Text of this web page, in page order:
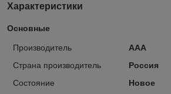
Характеристики
Основные
Производитель
ААА
Страна производитель
Россия
Состояние
Новое